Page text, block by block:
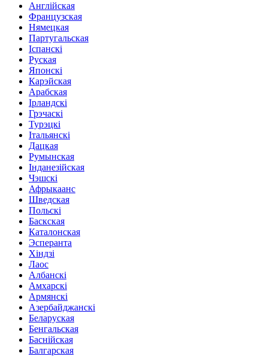
Англійская
Французская
Нямецкая
Партугальская
Іспанскі
Руская
Японскі
Карэйская
Арабская
Ірландскі
Грэчаскі
Турэцкі
Італьянскі
Дацкая
Румынская
Інданезійская
Чэшскі
Афрыкаанс
Шведская
Польскі
Баскская
Каталонская
Эсперанта
Хіндзі
Лаос
Албанскі
Амхарскі
Армянскі
Азербайджанскі
Беларуская
Бенгальская
Баснійская
Балгарская